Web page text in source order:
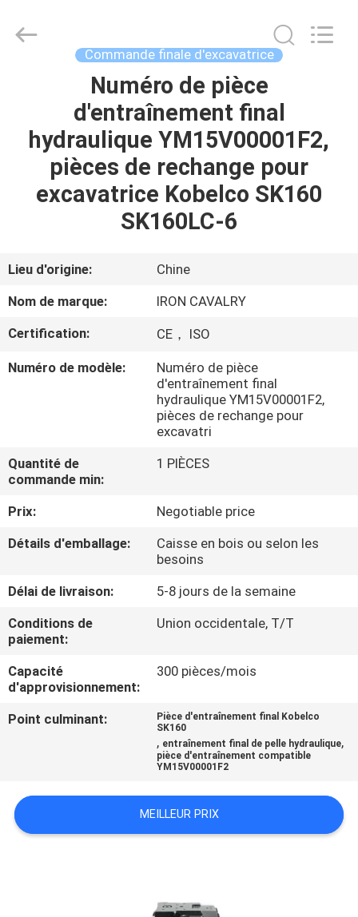
PRODUITS
VIDÉOS
SHOW
PROPOS
DE
D'USINE
DE
LA
CONTACT
NOUVELLES
LES
CAS
Machinery
Commande finale d'excavatrice
Numéro de pièce
d'entraînement final
hydraulique YM15V00001F2,
pièces de rechange pour
excavatrice Kobelco SK160
SK160LC-6
Lieu d'origine:
Chine
Nom de marque:
IRON CAVALRY
Certification:
CE， ISO
Numéro de modèle:
Numéro de pièce
d'entraînement final
hydraulique YM15V00001F2,
pièces de rechange pour
excavatri
Quantité de
commande min:
1 PIÈCES
Prix:
Negotiable price
Détails d'emballage:
Caisse en bois ou selon les
besoins
Délai de livraison:
5-8 jours de la semaine
Conditions de
paiement:
Union occidentale, T/T
Capacité
d'approvisionnement:
300 pièces/mois
Point culminant:
Pièce d'entraînement final Kobelco
SK160
, entraînement final de pelle hydraulique,
pièce d'entraînement compatible
YM15V00001F2
MEILLEUR PRIX